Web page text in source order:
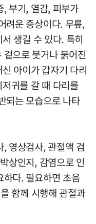
부기, 열감, 피부가
려운 증상이다. 무릎,
생길 수 있다. 특히
으로 붓거나 붉어진
아이가 갑자기 다리
귀를 갈 때 다리를
되는 모습으로 나타
영상검사, 관절액 검
상인지, 감염으로 인
다. 필요하면 초음
함께 시행해 관절과